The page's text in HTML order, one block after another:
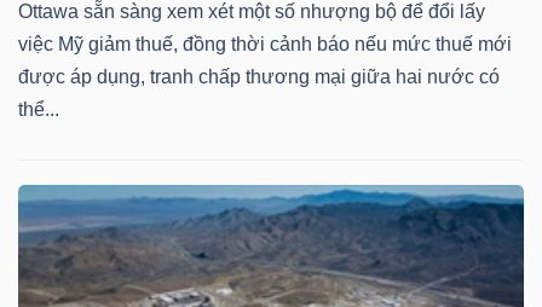
Ottawa sẵn sàng xem xét một số nhượng bộ để đổi lấy
việc Mỹ giảm thuế, đồng thời cảnh báo nếu mức thuế mới
được áp dụng, tranh chấp thương mại giữa hai nước có
thể...
Bài
viết
giả
(-)